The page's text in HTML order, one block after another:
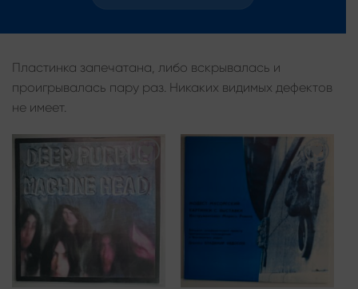
Пластинка запечатана, либо вскрывалась и
проигрывалась пару раз. Никаких видимых дефектов
не имеет.
Add to
wishlist